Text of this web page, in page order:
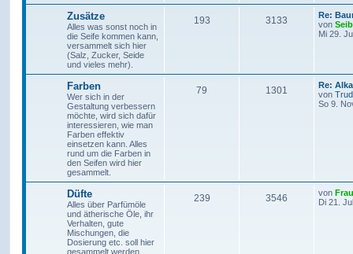
Zusätze
Alles was sonst noch in
die Seife kommen kann,
versammelt sich hier
(Salz, Zucker, Seide
und vieles mehr).
193 3133
Re:
von
Mi 29.
Farben
Wer sich in der
Gestaltung verbessern
möchte, wird sich dafür
interessieren, wie man
Farben effektiv
einsetzen kann. Alles
rund um die Farben in
den Seifen wird hier
gesammelt.
79 1301
Re:
von
So 9.
Düfte
Alles über Parfümöle
und ätherische Öle, ihr
Verhalten, gute
Mischungen, die
Dosierung etc. soll hier
gesammelt werden.
239 3546 von
Di 21.